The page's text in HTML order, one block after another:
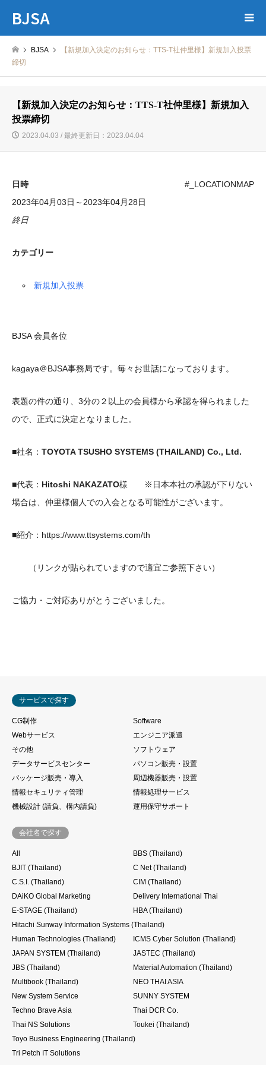
BJSA
BJSA
【新規加入決定のお知らせ：TTS-T社仲里様】新規加入投票
締切
【新規加入決定のお知らせ：TTS-T社仲里様】新規加入
投票締切
2023.04.03 / 最終更新日：2023.04.04
#_LOCATIONMAP
日時
2023年04月03日～2023年04月28日
終日
カテゴリー
新規加入投票
BJSA会員各位
kagaya＠BJSA事務局です。毎々お世話になっております。
表題の件の通り、3分の２以上の会員様から承認を得られました
ので、正式に決定となりました。
■社名： TOYOTA TSUSHO SYSTEMS (THAILAND) Co., Ltd.
■代表： Hitoshi NAKAZATO様 ※日本本社の承認が下りない
場合は、仲里様個人での入会となる可能性がございます。
■紹介：https://www.ttsystems.com/th
（リンクが貼られていますので適宜ご参照下さい）
ご協力・ご対応ありがとうございました。
サービスで探す
CG制作
Software
Webサービス
エンジニア派遣
その他
ソフトウェア
データサービスセンター
パソコン販売・設置
パッケージ販売・導入
周辺機器販売・設置
情報セキュリティ管理
情報処理サービス
機械設計 (請負、構内請負)
運用保守サポート
会社名で探す
All
BBS (Thailand)
BJIT (Thailand)
C Net (Thailand)
C.S.I. (Thailand)
CIM (Thailand)
DAiKO Global Marketing
Delivery International Thai
E-STAGE (Thailand)
HBA (Thailand)
Hitachi Sunway Information Systems (Thailand)
Human Technologies (Thailand)
ICMS Cyber Solution (Thailand)
JAPAN SYSTEM (Thailand)
JASTEC (Thailand)
JBS (Thailand)
Material Automation (Thailand)
Multibook (Thailand)
NEO THAI ASIA
New System Service
SUNNY SYSTEM
Techno Brave Asia
Thai DCR Co.
Thai NS Solutions
Toukei (Thailand)
Toyo Business Engineering (Thailand)
Tri Petch IT Solutions